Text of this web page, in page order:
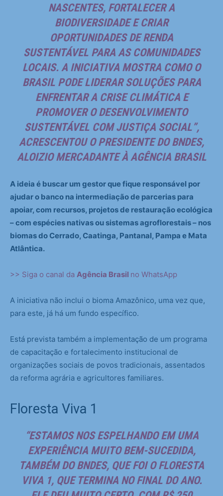
NASCENTES, FORTALECER A
BIODIVERSIDADE E CRIAR
OPORTUNIDADES DE RENDA
SUSTENTÁVEL PARA AS COMUNIDADES
LOCAIS. A INICIATIVA MOSTRA COMO O
BRASIL PODE LIDERAR SOLUÇÕES PARA
ENFRENTAR A CRISE CLIMÁTICA E
PROMOVER O DESENVOLVIMENTO
SUSTENTÁVEL COM JUSTIÇA SOCIAL”,
ACRESCENTOU O PRESIDENTE DO BNDES,
ALOIZIO MERCADANTE À AGÊNCIA BRASIL
A ideia é buscar um gestor que fique responsável por
ajudar o banco na intermediação de parcerias para
apoiar, com recursos, projetos de restauração ecológica
– com espécies nativas ou sistemas agroflorestais – nos
biomas do Cerrado, Caatinga, Pantanal, Pampa e Mata
Atlântica.
>> Siga o canal da Agência Brasil no WhatsApp
A iniciativa não inclui o bioma Amazônico, uma vez que,
para este, já há um fundo específico.
Está prevista também a implementação de um programa
de capacitação e fortalecimento institucional de
organizações sociais de povos tradicionais, assentados
da reforma agrária e agricultores familiares.
Floresta Viva 1
“ESTAMOS NOS ESPELHANDO EM UMA
EXPERIÊNCIA MUITO BEM-SUCEDIDA,
TAMBÉM DO BNDES, QUE FOI O FLORESTA
VIVA 1, QUE TERMINA NO FINAL DO ANO.